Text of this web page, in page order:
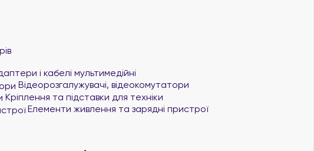
і кабелі мультимедійні
Відеорозгалужувачі, відеокомутатори
Кріплення та підставки для техніки
Елементи живлення та зарядні пристрої